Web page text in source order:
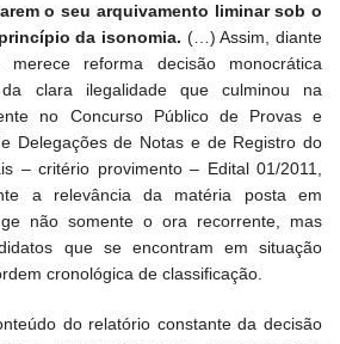
o seu arquivamento liminar sob o
da isonomia. (…) Assim, diante
reforma decisão monocrática
clara ilegalidade que culminou na
no Concurso Público de Provas e
Delegações de Notas e de Registro do
– critério provimento – Edital 01/2011,
a relevância da matéria posta em
não somente o ora recorrente, mas
que se encontram em situação
cronológica de classificação.
do relatório constante da decisão